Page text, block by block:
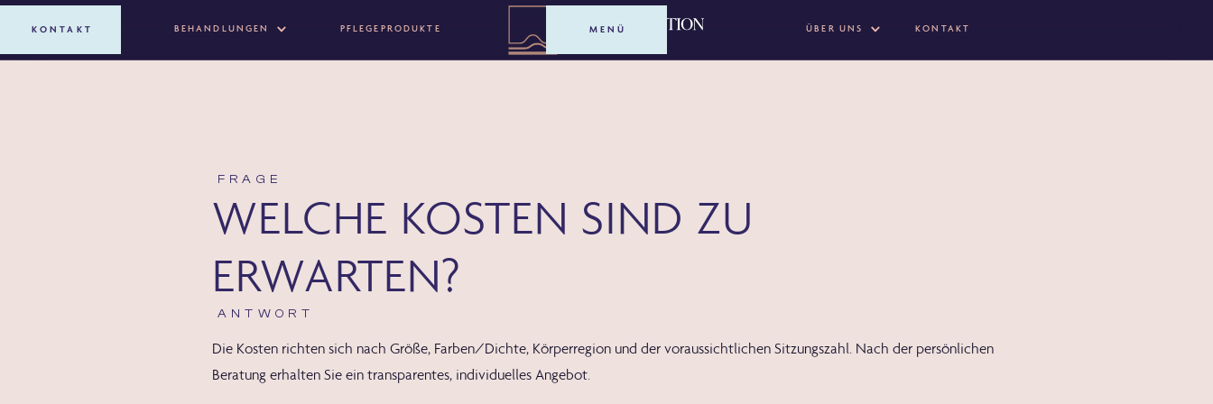
BEHANDLUNGEN PFLEGEPRODUKTE ÜBER UNS KONTAKT
MENÜ
KONTAKT
FRAGE
WELCHE KOSTEN SIND ZU
ERWARTEN?
ANTWORT
Die Kosten richten sich nachGröße, Farben/Dichte, Körperregion und dervoraussichtlichen Sitzungszahl. Nach der persönlichen
Beratung erhalten Sie eintransparentes, individuelles Angebot.